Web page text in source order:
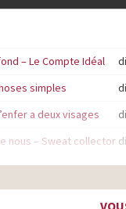
– Le Compte Idéal
simples
a deux visages
nous – Sweat collector
Kingdom Battle
– Nabilla, Franky,